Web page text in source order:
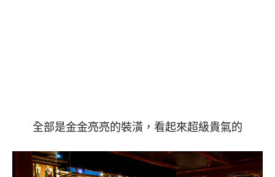
全部是金金亮亮的裝潢，看起來超級貴氣的